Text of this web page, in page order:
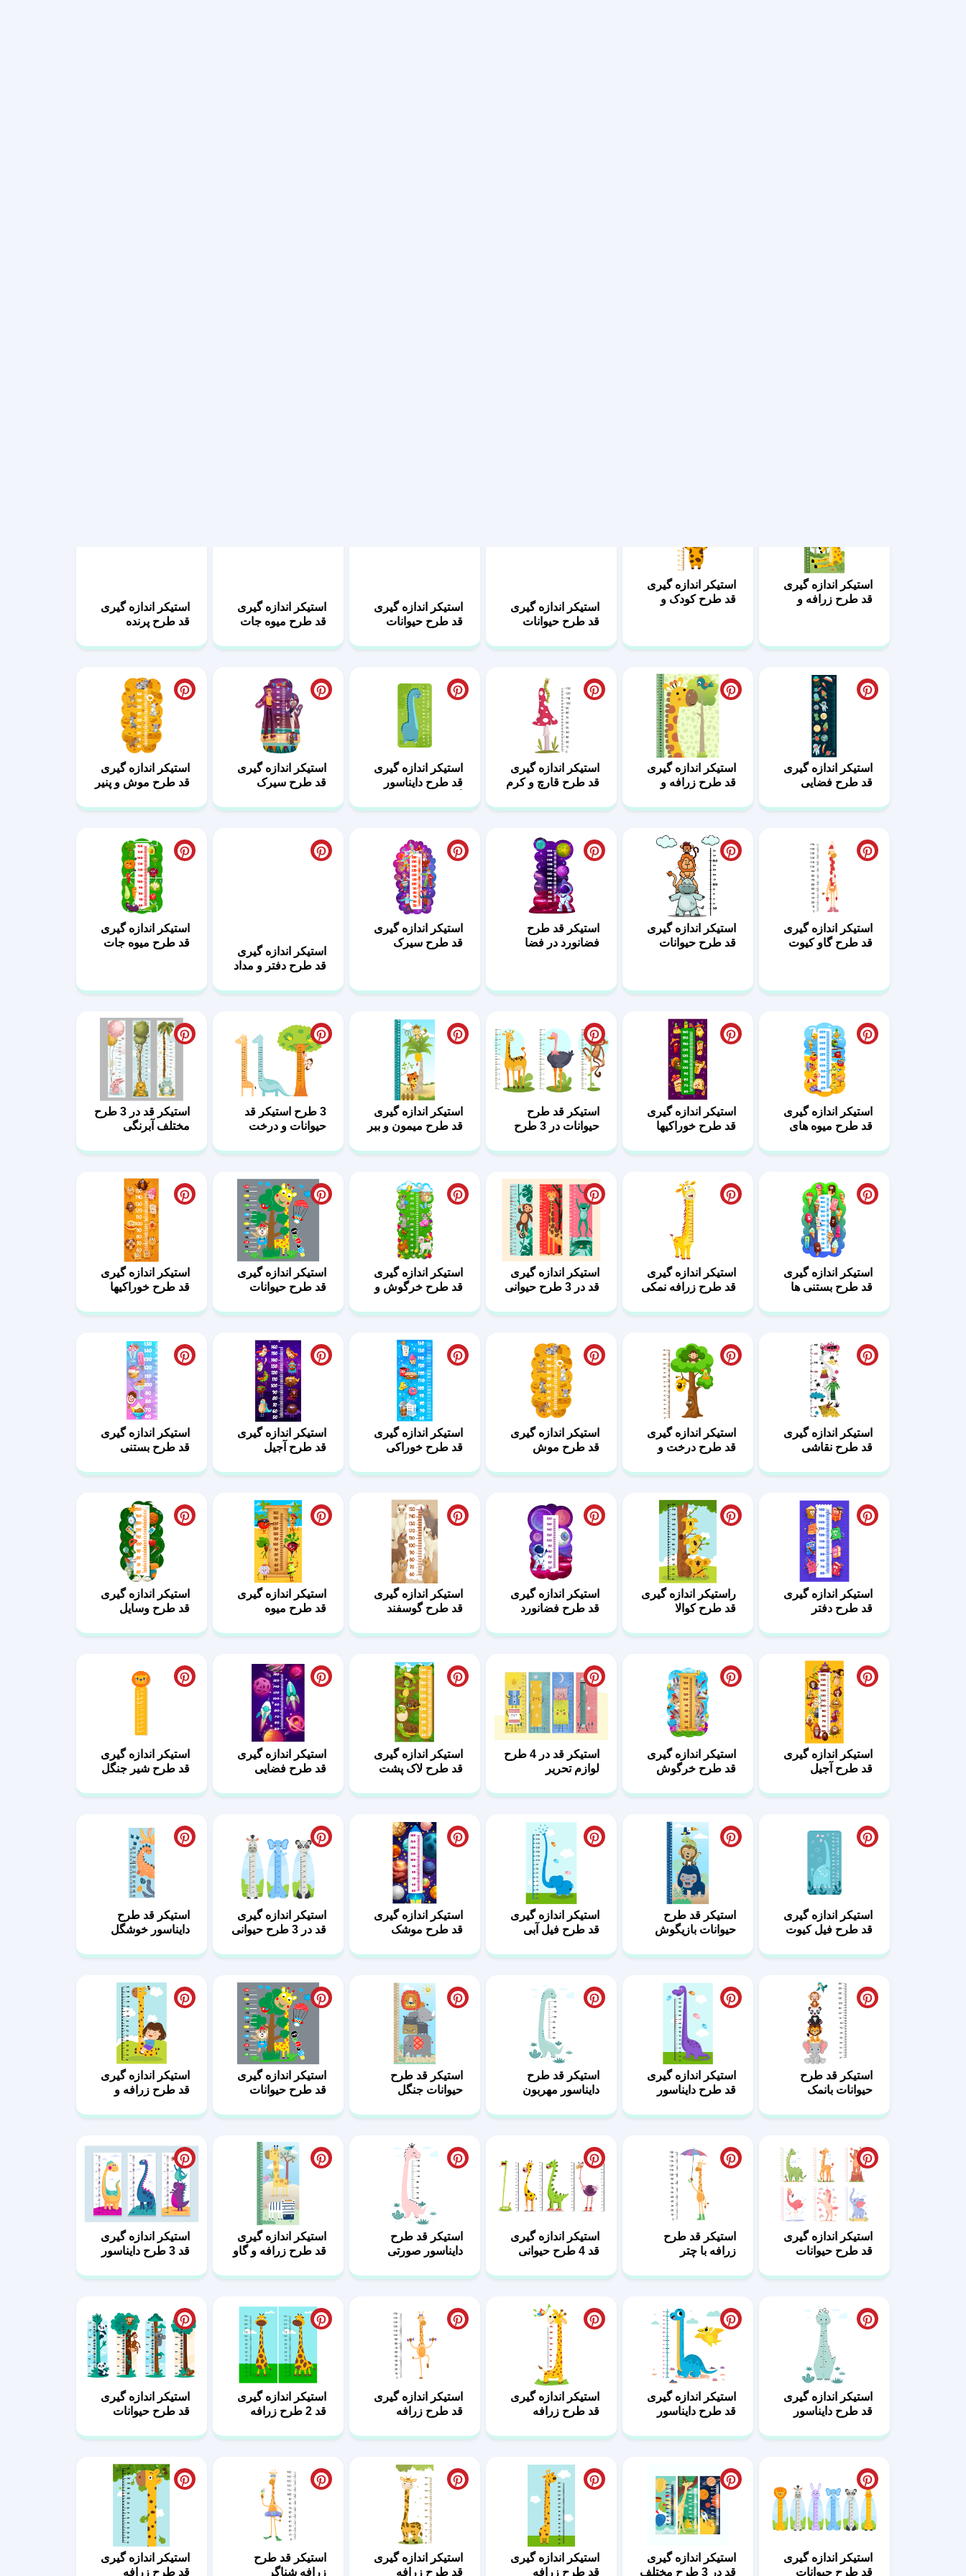
استیکر اندازه گیری
قد طرح فضایی
استیکر اندازه گیری
قد طرح زرافه و
پرنده
استیکر اندازه گیری
قد طرح قارچ و کرم
استیکر اندازه گیری
قد طرح دایناسور
استیکر اندازه گیری
قد طرح سیرک
استیکر اندازه گیری
قد طرح موش و پنیر
استیکر اندازه گیری
قد طرح گاو کیوت
استیکر اندازه گیری
قد طرح حیوانات
بانمک
استیکر قد طرح
فضانورد در فضا
استیکر اندازه گیری
قد طرح سیرک
استیکر اندازه گیری
قد طرح میوه جات
استیکر اندازه گیری
قد طرح میوه های
بازیگوش
استیکر اندازه گیری
قد طرح خوراکیها
استیکر قد طرح
حیوانات در 3 طرح
مختلف
استیکر اندازه گیری
قد طرح میمون و ببر
3 طرح استیکر قد
حیوانات و درخت
استیکر قد در 3 طرح
مختلف آبرنگی
استیکر اندازه گیری
قد طرح بستنی ها
استیکر اندازه گیری
قد طرح زرافه نمکی
استیکر اندازه گیری
قد در 3 طرح حیوانی
استیکر اندازه گیری
قد طرح خرگوش و
حیوانات
استیکر اندازه گیری
قد طرح حیوانات
بازیگوش
استیکر اندازه گیری
قد طرح خوراکیها
استیکر اندازه گیری
قد طرح نقاشی
استیکر اندازه گیری
قد طرح درخت و
حیوانات
استیکر اندازه گیری
قد طرح موش
استیکر اندازه گیری
قد طرح خوراکی
استیکر اندازه گیری
قد طرح آجیل
استیکر اندازه گیری
قد طرح بستنی
استیکر اندازه گیری
قد طرح دفتر
راستیکر اندازه گیری
قد طرح کوالا
استیکر اندازه گیری
قد طرح فضانورد
استیکر اندازه گیری
قد طرح گوسفند
استیکر اندازه گیری
قد طرح میوه
استیکر اندازه گیری
قد طرح وسایل
مدرسه
استیکر اندازه گیری
قد طرح آجیل
استیکر اندازه گیری
قد طرح خرگوش
لوازم تحریر
استیکر اندازه گیری
قد طرح لاک پشت
استیکر اندازه گیری
قد طرح فضایی
کهکشان
استیکر اندازه گیری
قد طرح شیر جنگل
استیکر اندازه گیری
قد طرح فیل کیوت
استیکر قد طرح
حیوانات بازیگوش
استیکر اندازه گیری
قد طرح فیل آبی
استیکر اندازه گیری
قد طرح موشک
فضایی
استیکر اندازه گیری
قد در 3 طرح حیوانی
استیکر قد طرح
دایناسور خوشگل
استیکر قد طرح
حیوانات بانمک
استیکر اندازه گیری
قد طرح دایناسور
استیکر قد طرح
دایناسور مهربون
استیکر قد طرح
حیوانات جنگل
استیکر اندازه گیری
قد طرح حیوانات
کیوت
استیکر اندازه گیری
قد طرح زرافه و
استیکر اندازه گیری
قد طرح حیوانات
کیوت
استیکر قد طرح
زرافه با چتر
استیکر اندازه گیری
قد 4 طرح حیوانی
استیکر قد طرح
دایناسور صورتی
استیکر اندازه گیری
قد طرح زرافه و گاو
استیکر اندازه گیری
قد 3 طرح دایناسور
رنگی
استیکر اندازه گیری
قد طرح دایناسور
استیکر اندازه گیری
قد طرح دایناسور
استیکر اندازه گیری
قد طرح زرافه
بازیگوش
استیکر اندازه گیری
قد طرح زرافه
ورزشکار
استیکر اندازه گیری
قد 2 طرح زرافه
استیکر اندازه گیری
قد طرح حیوانات
جنگل
استیکر اندازه گیری
قد طرح حیوانات
استیکر اندازه گیری
قد در 3 طرح مختلف
استیکر اندازه گیری
قد طرح زرافه
استیکر اندازه گیری
قد طرح زرافه
استیکر قد طرح
زرافه شناگر
استیکر اندازه گیری
قد طرح زرافه